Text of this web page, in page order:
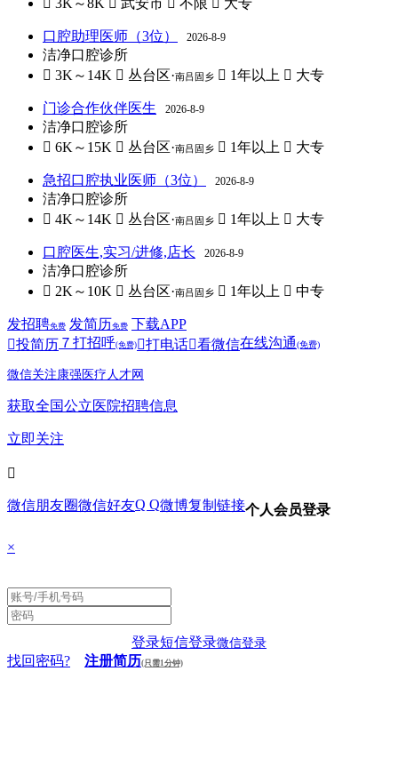
 3K～8K  武安市  不限  大专
口腔助理医师（3位） 2026-8-9
洁净口腔诊所
 3K～14K  丛台区·南吕固乡  1年以上  大专
门诊合作伙伴医生 2026-8-9
洁净口腔诊所
 6K～15K  丛台区·南吕固乡  1年以上  大专
急招口腔执业医师（3位） 2026-8-9
洁净口腔诊所
 4K～14K  丛台区·南吕固乡  1年以上  大专
口腔医生,实习/进修,店长 2026-8-9
洁净口腔诊所
 2K～10K  丛台区·南吕固乡  1年以上  中专
发招聘免费 发简历免费 下载APP
投简历 ７ 打招呼(免费) 打电话看微信在线沟通(免费)
微信关注康强医疗人才网
获取全国公立医院招聘信息
立即关注

微信朋友圈微信好友Q Q微博复制链接个人会员登录
×
登录短信登录微信登录
找回密码? 注册简历(只需1分钟)